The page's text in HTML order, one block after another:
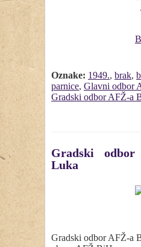
Oznake: 1949., brak,
parnice, Glavni odbor
Gradski odbor AFŽ-a
Gradski
Luka
Gradski odbor AFŽ-a